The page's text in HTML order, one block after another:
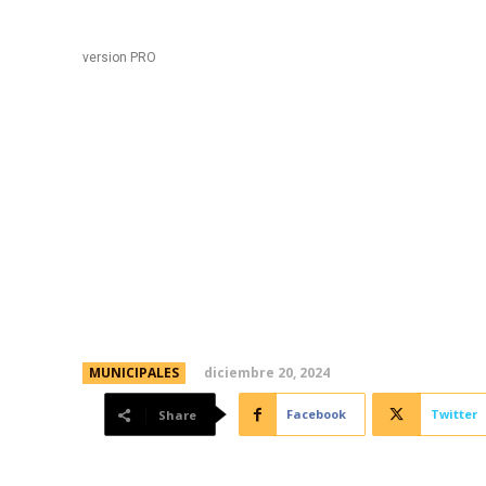
version PRO
MUNICIPALES diciembre 20, 2024
Share Facebook Twitter